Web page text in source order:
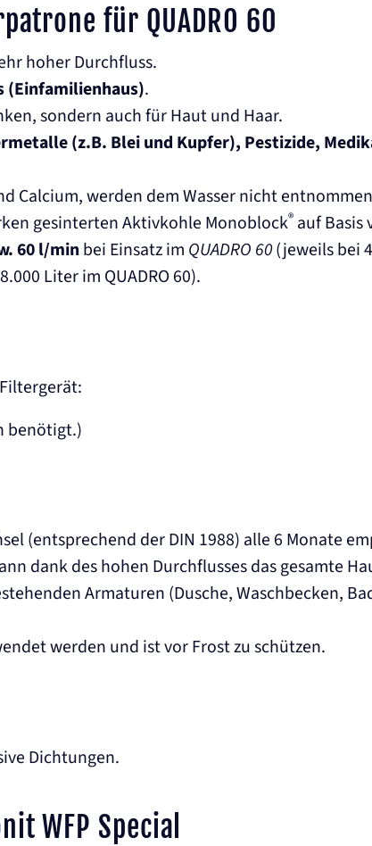
für QUADRO 60
hoher Durchfluss.
(Einfamilienhaus).
sondern auch für Haut und Haar.
(z.B. Blei und Kupfer), Pestizide,
Calcium, werden dem Wasser nicht
gesinterten Aktivkohle Monoblock® auf Basis
60 l/minbei Einsatz im QUADRO 60(jeweils bei
Liter im QUADRO 60).
benötigt.)
(entsprechend der DIN 1988) alle 6 Monate
dank des hohen Durchflusses das gesamte
Armaturen (Dusche, Waschbecken,
werden und ist vor Frost zu schützen.
Dichtungen.
WFP Special